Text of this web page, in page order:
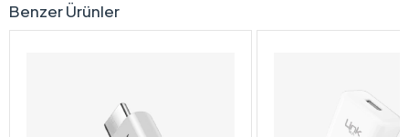
Benzer Ürünler